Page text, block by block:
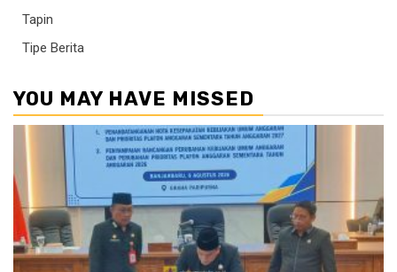
Tapin
Tipe Berita
YOU MAY HAVE MISSED